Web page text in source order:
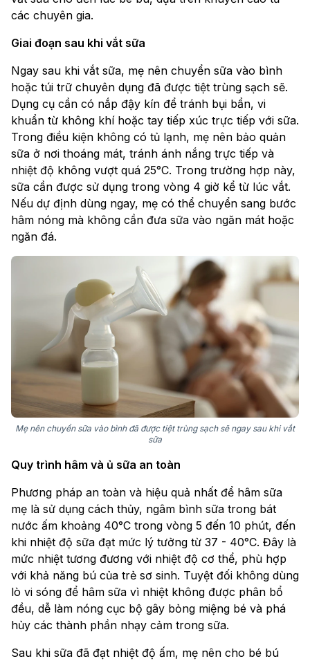
các chuyên gia.
Giai đoạn sau khi vắt sữa
Ngay sau khi vắt sữa, mẹ nên chuyển sữa vào bình
hoặc túi trữ chuyên dụng đã được tiệt trùng sạch sẽ.
Dụng cụ cần có nắp đậy kín để tránh bụi bẩn, vi
khuẩn từ không khí hoặc tay tiếp xúc trực tiếp với sữa.
Trong điều kiện không có tủ lạnh, mẹ nên bảo quản
sữa ở nơi thoáng mát, tránh ánh nắng trực tiếp và
nhiệt độ không vượt quá 25°C. Trong trường hợp này,
sữa cần được sử dụng trong vòng 4 giờ kể từ lúc vắt.
Nếu dự định dùng ngay, mẹ có thể chuyển sang bước
hâm nóng mà không cần đưa sữa vào ngăn mát hoặc
ngăn đá.
Mẹ nên chuyển sữa vào bình đã được tiệt trùng sạch sẽ ngay sau khi vắt
sữa
Quy trình hâm và ủ sữa an toàn
Phương pháp an toàn và hiệu quả nhất để hâm sữa
mẹ là sử dụng cách thủy, ngâm bình sữa trong bát
nước ấm khoảng 40°C trong vòng 5 đến 10 phút, đến
khi nhiệt độ sữa đạt mức lý tưởng từ 37 - 40°C. Đây là
mức nhiệt tương đương với nhiệt độ cơ thể, phù hợp
với khả năng bú của trẻ sơ sinh. Tuyệt đối không dùng
lò vi sóng để hâm sữa vì nhiệt không được phân bổ
đều, dễ làm nóng cục bộ gây bỏng miệng bé và phá
hủy các thành phần nhạy cảm trong sữa.
Sau khi sữa đã đạt nhiệt độ ấm, mẹ nên cho bé bú